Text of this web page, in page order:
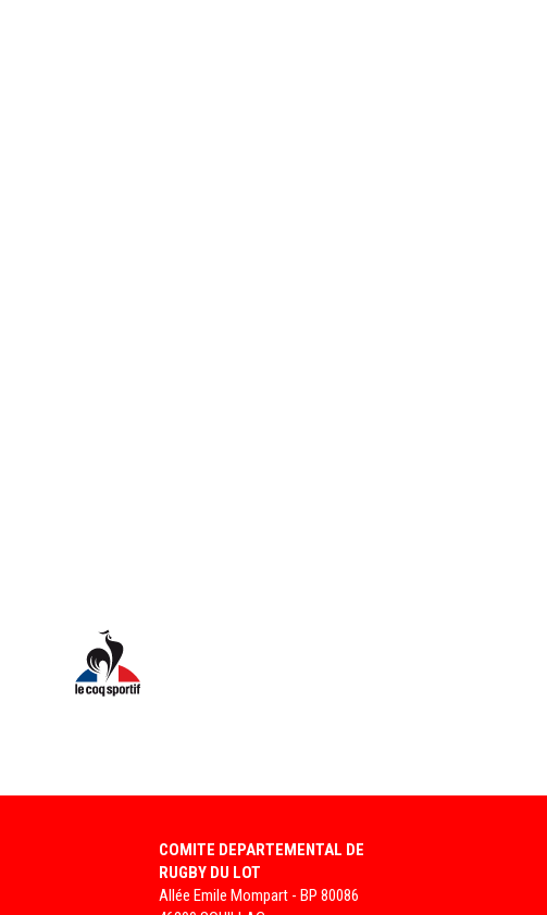
DU LOT
STAGE DE RUGBY VACANCES AU
Rugby vacances organise des stages de rugby a xv pendant
la saison Ã©tÃ© 2017. Inscription sur le site du CDR46.
n'hesitez pas a ajouter cette date a votre calendrier.
COMITE DEPARTEMENTAL DE
RUGBY DU LOT
Allée Emile Mompart - BP 80086